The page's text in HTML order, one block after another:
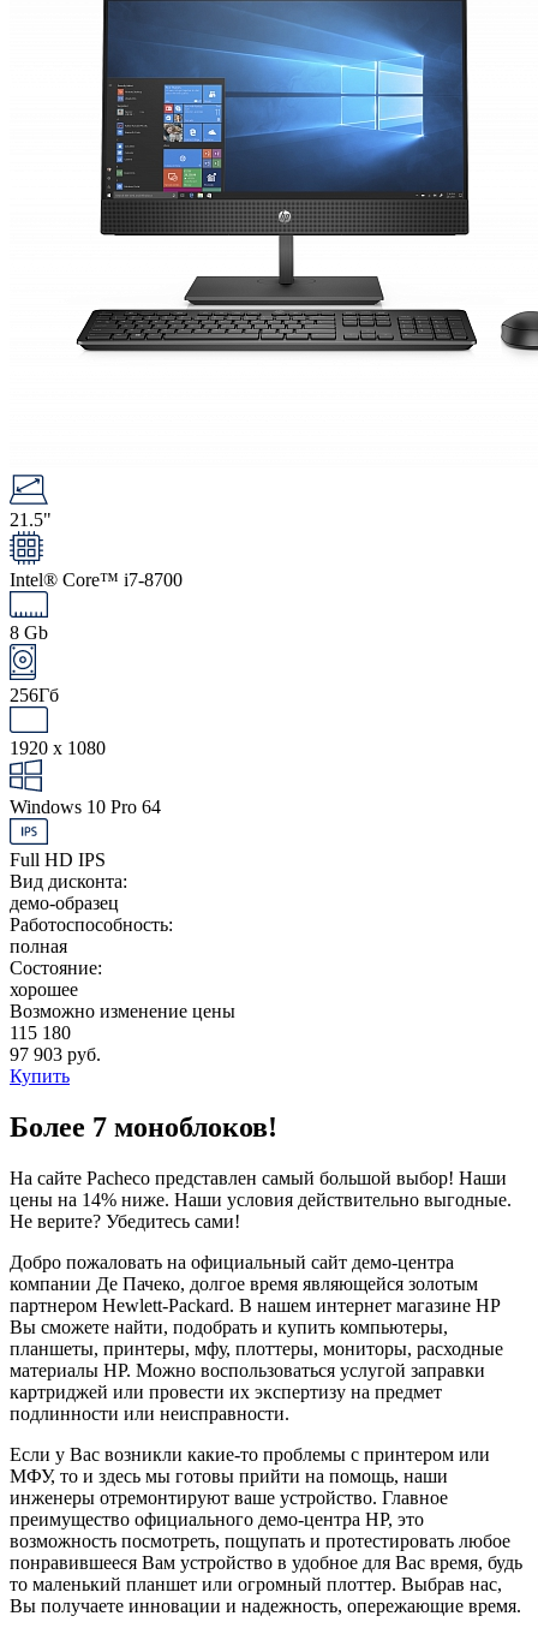
21.5"
Intel® Core™ i7-8700
8 Gb
256Гб
1920 x 1080
Windows 10 Pro 64
Full HD IPS
Вид дисконта:
демо-образец
Работоспособность:
полная
Состояние:
хорошее
Возможно изменение цены
115 180
97 903 руб.
Купить
Более 7 моноблоков!
На сайте Pacheco представлен самый большой выбор! Наши
цены на 14% ниже. Наши условия действительно выгодные.
Не верите? Убедитесь сами!
Добро пожаловать на официальный сайт демо-центра
компании Де Пачеко, долгое время являющейся золотым
партнером Hewlett-Packard. В нашем интернет магазине HP
Вы сможете найти, подобрать и купить компьютеры,
планшеты, принтеры, мфу, плоттеры, мониторы, расходные
материалы HP. Можно воспользоваться услугой заправки
картриджей или провести их экспертизу на предмет
подлинности или неисправности.
Если у Вас возникли какие-то проблемы с принтером или
МФУ, то и здесь мы готовы прийти на помощь, наши
инженеры отремонтируют ваше устройство. Главное
преимущество официального демо-центра HP, это
возможность посмотреть, пощупать и протестировать любое
понравившееся Вам устройство в удобное для Вас время, будь
то маленький планшет или огромный плоттер. Выбрав нас,
Вы получаете инновации и надежность, опережающие время.